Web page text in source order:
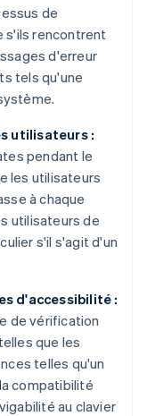
de
s'ils rencontrent
d'erreur
tels qu'une
utilisateurs :
pendant le
les utilisateurs
à chaque
utilisateurs de
s'il s'agit d'un
d'accessibilité :
de vérification
que les
telles qu'un
compatibilité
au clavier